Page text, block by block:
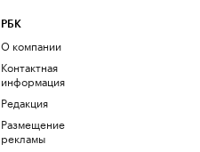
РБК
О компании
Контактная
информация
Редакция
Размещение
рекламы